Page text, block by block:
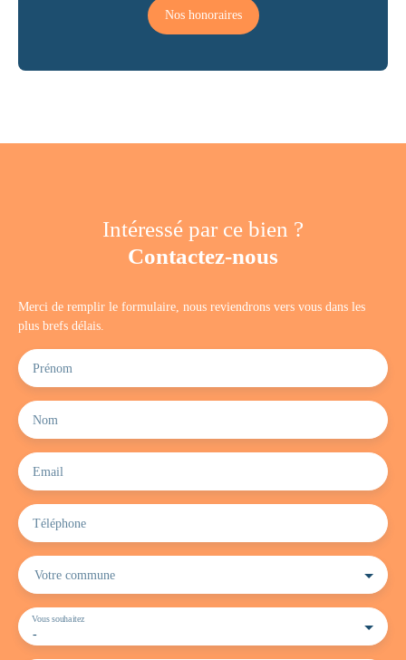
Nos honoraires
Intéressé par ce bien ?
Contactez-nous
Merci de remplir le formulaire, nous reviendrons vers vous dans les
plus brefs délais.
Prénom
Nom
Email
Téléphone
Votre commune
-
Vous souhaitez